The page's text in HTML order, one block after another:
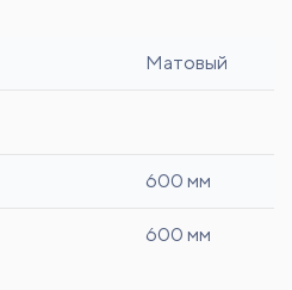
Матовый
600 мм
600 мм